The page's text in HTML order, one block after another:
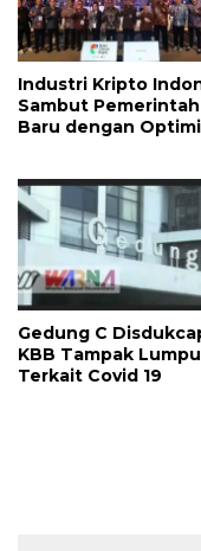
Industri Kripto
Sambut
Baru dengan
Gedung C
KBB Tampak
Terkait Covid 19